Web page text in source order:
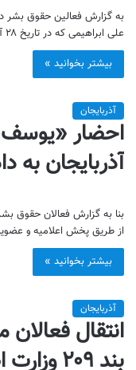
به گزارش فعالین حقوق بشر
علی ابراهیمی که در تاریخ ۲۸ آبان در…
بیشتر بخوانید »
آذربایجان
احضار
آذربایجان به
بنا به گزارش فعالان حقوق
از طریق پخش اعلامیه و
بیشتر بخوانید »
آذربایجان
انتقال
بند ۲۰۹ وزارت اطلاعات